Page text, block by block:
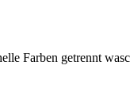
Farben getrennt